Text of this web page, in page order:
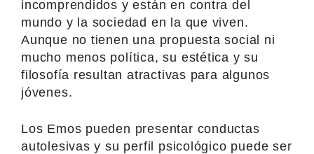
incomprendidos y están en contra del
mundo y la sociedad en la que viven.
Aunque no tienen una propuesta social ni
mucho menos política, su estética y su
filosofía resultan atractivas para algunos
jóvenes.
Los Emos pueden presentar conductas
autolesivas y su perfil psicológico puede ser